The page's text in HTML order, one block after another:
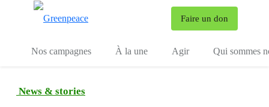
Faire un don
Nos campagnes À la une Agir Qui sommes
News & stories